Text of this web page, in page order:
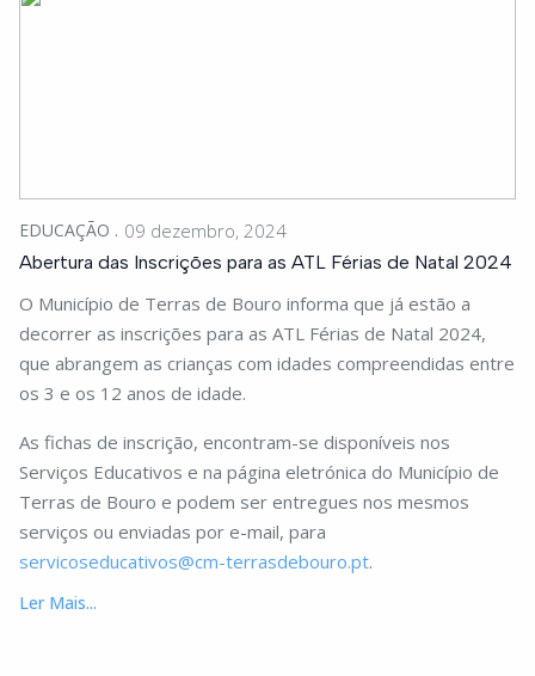
EDUCAÇÃO 09 dezembro, 2024
Abertura das Inscrições para as ATL Férias de Natal 2024
O Município de Terras de Bouro informa que já estão a
decorrer as inscrições para as ATL Férias de Natal 2024,
que abrangem as crianças com idades compreendidas entre
os 3 e os 12 anos de idade.
As fichas de inscrição, encontram-se disponíveis nos
Serviços Educativos e na página eletrónica do Município de
Terras de Bouro e podem ser entregues nos mesmos
serviços ou enviadas por e-mail, para
servicoseducativos@cm-terrasdebouro.pt.
Ler Mais...